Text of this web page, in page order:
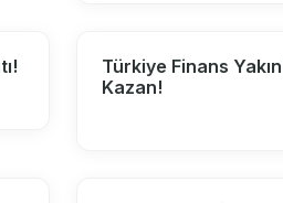
Türkiye Finans
Kazan!